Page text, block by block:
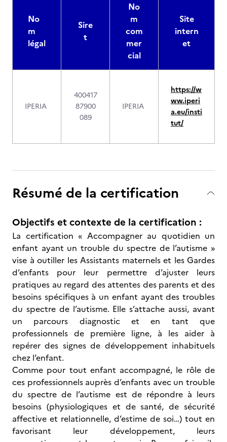
No
m
légal
Sire
t
No
m
com
mer
cial
Site
intern
et
IPERIA
400417
87900
089
IPERIA
https://w
ww.iperi
a.eu/insti
tut/
Résumé de la certification
Objectifs et contexte de la certification :
La certification « Accompagner au quotidien un
enfant ayant un trouble du spectre de l’autisme »
vise à outiller les Assistants maternels et les Gardes
d’enfants pour leur permettre d’ajuster leurs
pratiques au regard des attentes des parents et des
besoins spécifiques à un enfant ayant des troubles
du spectre de l’autisme. Elle s’attache aussi, avant
un parcours diagnostic et en tant que
professionnels de première ligne, à les aider à
repérer des signes de développement inhabituels
chez l’enfant.
Comme pour tout enfant accompagné, le rôle de
ces professionnels auprès d’enfants avec un trouble
du spectre de l’autisme est de répondre à leurs
besoins (physiologiques et de santé, de sécurité
affective et relationnelle, d’estime de soi…) tout en
favorisant leur développement, leurs